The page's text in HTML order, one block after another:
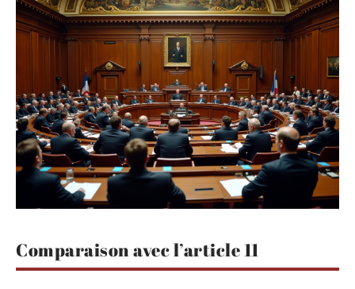
Comparaison avec l’article 11